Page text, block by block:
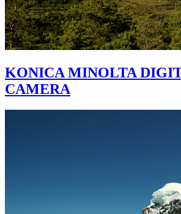
KONICA MINOLTA
CAMERA